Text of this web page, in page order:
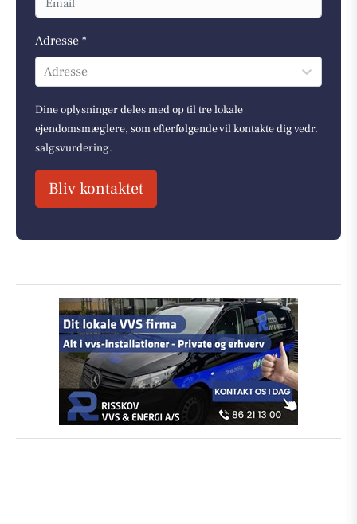
Adresse *
Adresse
Dine oplysninger deles med op til tre lokale
ejendomsmæglere, som efterfølgende vil kontakte dig vedr.
salgsvurdering.
Bliv kontaktet